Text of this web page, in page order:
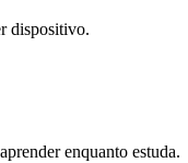
dispositivo.
enquanto estuda.